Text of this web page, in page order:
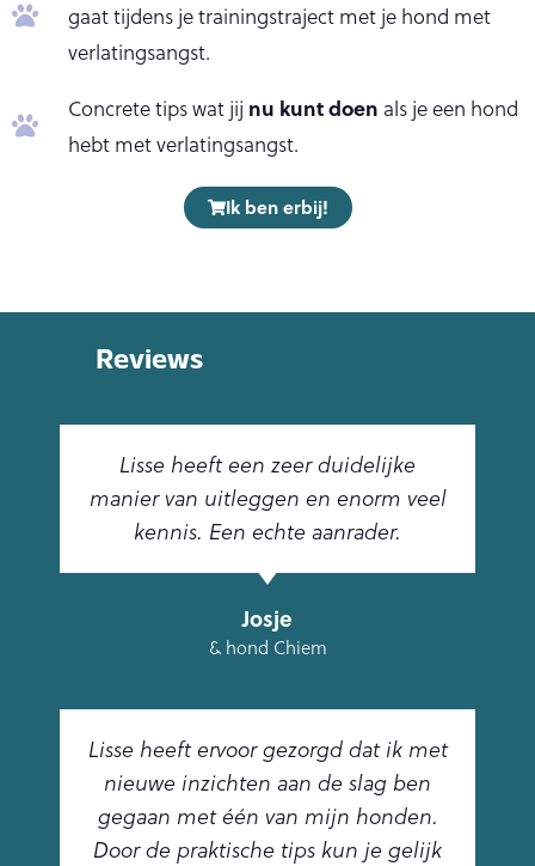
gaat tijdens je trainingstraject met je hond met
verlatingsangst.
Concrete tips wat jij nu kunt doen als je een hond
hebt met verlatingsangst.
Ik ben erbij!
Reviews
Lisse heeft een zeer duidelijke
manier van uitleggen en enorm veel
kennis. Een echte aanrader.
Josje
& hond Chiem
Lisse heeft ervoor gezorgd dat ik met
nieuwe inzichten aan de slag ben
gegaan met één van mijn honden.
Door de praktische tips kun je gelijk